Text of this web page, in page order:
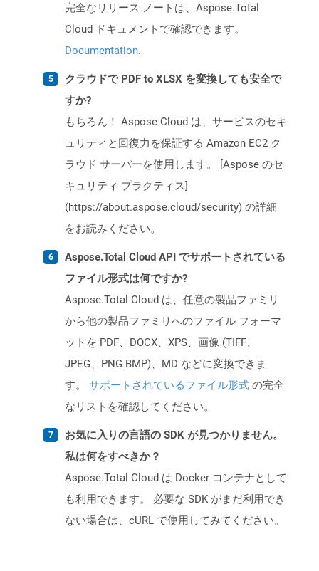
完全なリリース ノートは、Aspose.Total
Cloud ドキュメントで確認できます。
Documentation.
クラウドで PDF to XLSX を変換しても安全で
すか?
もちろん！ Aspose Cloud は、サービスのセキ
ュリティと回復力を保証する Amazon EC2 ク
ラウド サーバーを使用します。 [Aspose のセ
キュリティ プラクティス]
(https://about.aspose.cloud/security) の詳細
をお読みください。
Aspose.Total Cloud API でサポートされている
ファイル形式は何ですか?
Aspose.Total Cloud は、任意の製品ファミリ
から他の製品ファミリへのファイル フォーマ
ットを PDF、DOCX、XPS、画像 (TIFF、
JPEG、PNG BMP)、MD などに変換できま
す。 サポートされているファイル形式 の完全
なリストを確認してください。
お気に入りの言語の SDK が見つかりません。
私は何をすべきか？
Aspose.Total Cloud は Docker コンテナとして
も利用できます。 必要な SDK がまだ利用でき
ない場合は、cURL で使用してみてください。